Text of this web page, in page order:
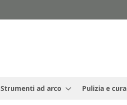
Strumenti ad arco Pulizia e cura